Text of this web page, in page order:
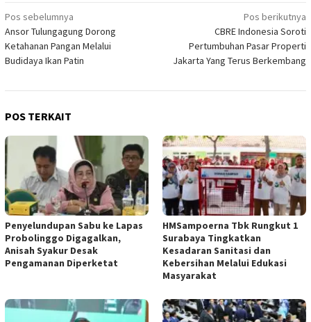
Navigasi
pos
Pos sebelumnya
Ansor Tulungagung Dorong
Ketahanan Pangan Melalui
Budidaya Ikan Patin
Pos berikutnya
CBRE Indonesia Soroti
Pertumbuhan Pasar Properti
Jakarta Yang Terus Berkembang
POS TERKAIT
Penyelundupan Sabu ke Lapas
Probolinggo Digagalkan,
Anisah Syakur Desak
Pengamanan Diperketat
HMSampoerna Tbk Rungkut 1
Surabaya Tingkatkan
Kesadaran Sanitasi dan
Kebersihan Melalui Edukasi
Masyarakat